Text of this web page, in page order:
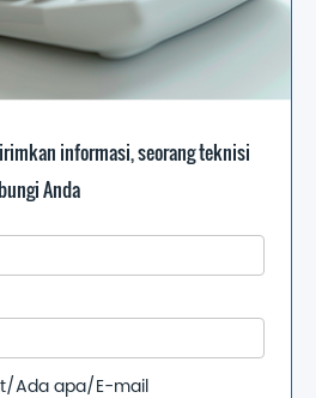
informasi, seorang teknisi
Anda
Ada apa/E-mail